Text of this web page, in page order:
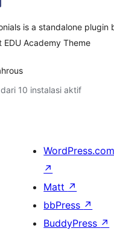
is a standalone
EDU Academy Theme
10 instalasi aktif
WordPress.com
↗
Matt ↗
bbPress ↗
BuddyPress ↗